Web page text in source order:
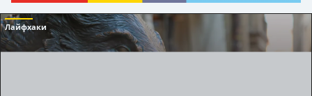
Лайфхаки